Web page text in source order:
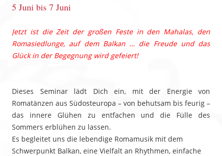
5 Juni bis 7 Juni
Jetzt ist die Zeit der großen Feste in den Mahalas, den
Romasiedlunge, auf dem Balkan … die Freude und das
Glück in der Begegnung wird gefeiert!
Dieses Seminar lädt Dich ein, mit der Energie von
Romatänzen aus Südosteuropa – von behutsam bis feurig –
das innere Glühen zu entfachen und die Fülle des
Sommers erblühen zu lassen.
Es begleitet uns die lebendige Romamusik mit dem
Schwerpunkt Balkan, eine Vielfalt an Rhythmen, einfache